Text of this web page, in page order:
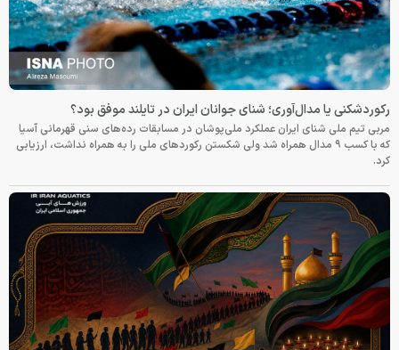
رکوردشکنی یا مدال‌آوری؛ شنای جوانان ایران در تایلند موفق بود؟
مربی تیم ملی شنای ایران عملکرد ملی‌پوشان در مسابقات رده‌های سنی قهرمانی آسیا
که با کسب ۹ مدال همراه شد ولی شکستن رکوردهای ملی را به همراه نداشت، ارزیابی
کرد.